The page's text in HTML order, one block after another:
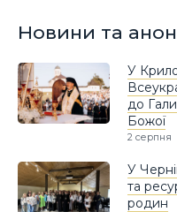
Новини та
У
до
Божої
2 серпня
У
та
родин